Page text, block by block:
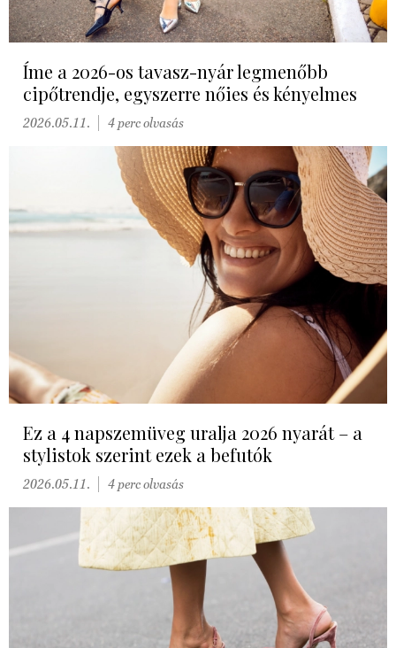
Íme a 2026-os tavasz-nyár legmenőbb
cipőtrendje, egyszerre nőies és kényelmes
2026.05.11. 4 perc olvasás
Ez a 4 napszemüveg uralja 2026 nyarát – a
stylistok szerint ezek a befutók
2026.05.11. 4 perc olvasás